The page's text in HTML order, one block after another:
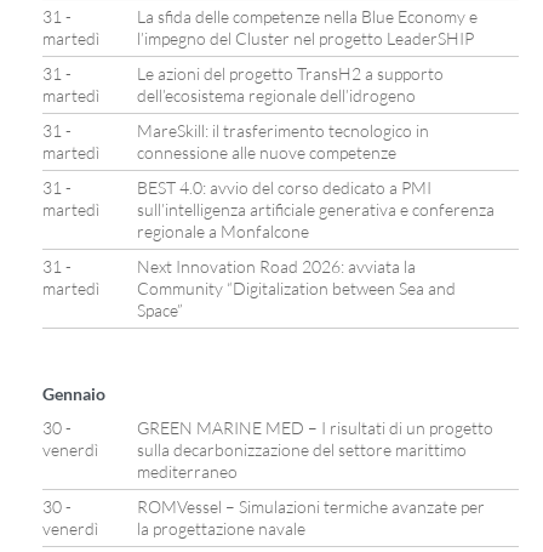
31 -
martedì
La sfida delle competenze nella Blue Economy e
l’impegno del Cluster nel progetto LeaderSHIP
31 -
martedì
Le azioni del progetto TransH2 a supporto
dell’ecosistema regionale dell’idrogeno
31 -
martedì
MareSkill: il trasferimento tecnologico in
connessione alle nuove competenze
31 -
martedì
BEST 4.0: avvio del corso dedicato a PMI
sull’intelligenza artificiale generativa e conferenza
regionale a Monfalcone
31 -
martedì
Next Innovation Road 2026: avviata la
Community “Digitalization between Sea and
Space”
Gennaio
30 -
venerdì
GREEN MARINE MED – I risultati di un progetto
sulla decarbonizzazione del settore marittimo
mediterraneo
30 -
venerdì
ROMVessel – Simulazioni termiche avanzate per
la progettazione navale